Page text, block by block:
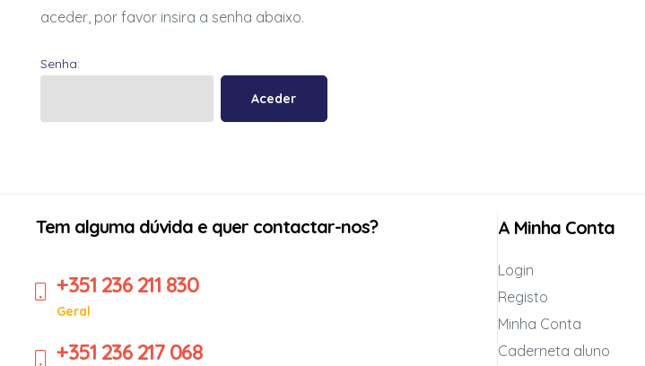
aceder, por favor insira a senha abaixo.
Senha:
Tem alguma dúvida e quer contactar-nos?
+351 236 211 830
Geral
+351 236 217 068
A Minha Conta
Login
Registo
Minha Conta
Caderneta aluno